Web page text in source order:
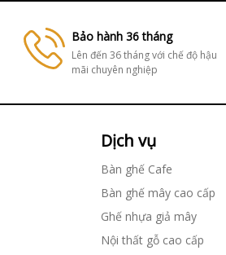
Bảo hành 36 tháng
Lên đến 36 tháng với chế độ hậu
mãi chuyên nghiệp
Dịch vụ
Bàn ghế Cafe
Bàn ghế mây cao cấp
Ghế nhựa giả mây
Nội thất gỗ cao cấp